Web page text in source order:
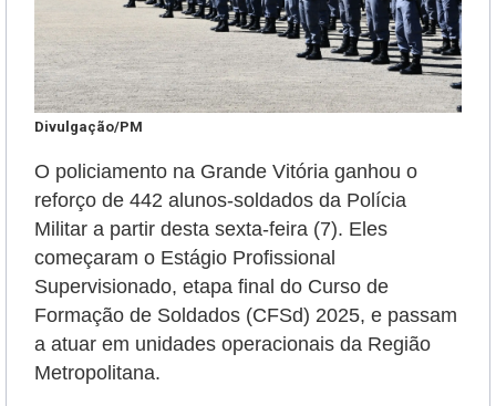
Divulgação/PM
O policiamento na Grande Vitória ganhou o
reforço de 442 alunos-soldados da Polícia
Militar a partir desta sexta-feira (7). Eles
começaram o Estágio Profissional
Supervisionado, etapa final do Curso de
Formação de Soldados (CFSd) 2025, e passam
a atuar em unidades operacionais da Região
Metropolitana.